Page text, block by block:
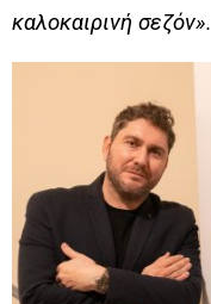
καλοκαιρινή σεζόν».